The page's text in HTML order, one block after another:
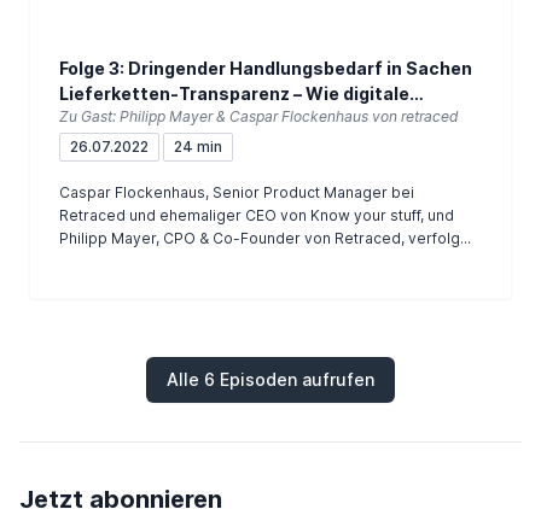
Folge 3: Dringender Handlungsbedarf in Sachen
Lieferketten-Transparenz – Wie digitale
Plattformen helfen können
Zu Gast: Philipp Mayer & Caspar Flockenhaus von retraced
26.07.2022
24 min
Caspar Flockenhaus, Senior Product Manager bei
Retraced und ehemaliger CEO von Know your stuff, und
Philipp Mayer, CPO & Co-Founder von Retraced, verfolg...
Alle 6 Episoden aufrufen
Jetzt abonnieren